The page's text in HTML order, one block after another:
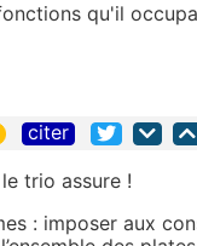
qu'il
citer
trio assure !
: imposer aux